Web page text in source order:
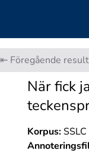
⇤ Föregående
När fick
Korpus:SSLC